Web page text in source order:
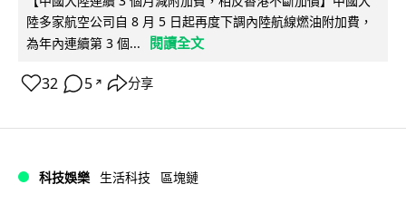
陸多家航空公司自 8 月 5 日起再度下調內陸航線燃油附加費，
為年內連續第 3 個...
閱讀全文
32 5 ↗ 分享
科技娛樂 生活科技 區塊鏈